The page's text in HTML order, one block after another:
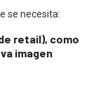
se necesita:
retail), como
imagen